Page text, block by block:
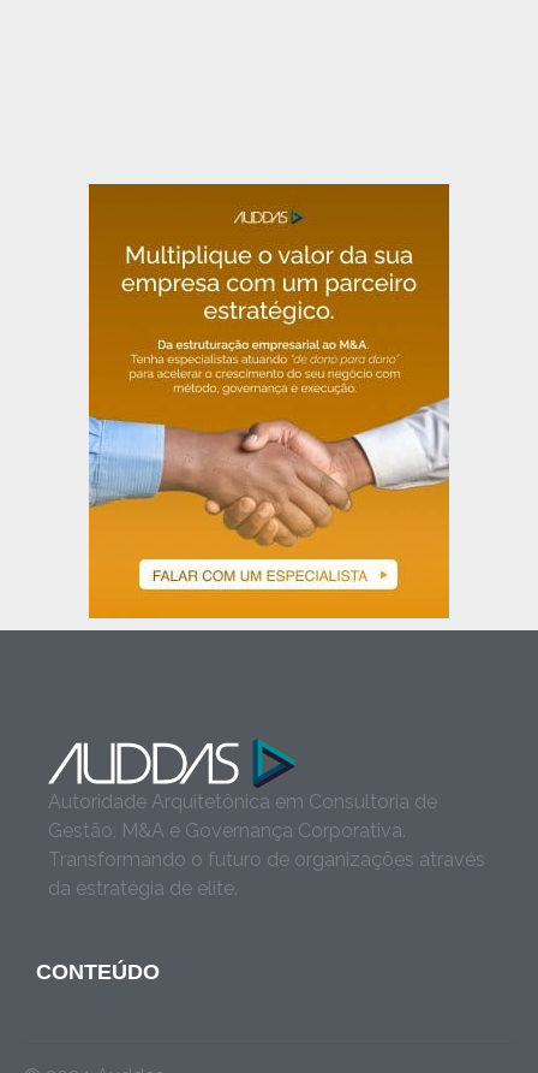
Autoridade Arquitetônica em Consultoria de
Gestão, M&A e Governança Corporativa.
Transformando o futuro de organizações através
da estratégia de elite.
CONTEÚDO